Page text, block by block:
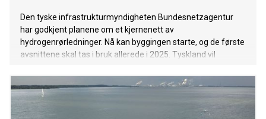
Den tyske infrastrukturmyndigheten Bundesnetzagentur
har godkjent planene om et kjernenett av
hydrogenrørledninger. Nå kan byggingen starte, og de første
avsnittene skal tas i bruk allerede i 2025. Tyskland vil
tydelig signal til sine naboland – og ikke minst til Norge.